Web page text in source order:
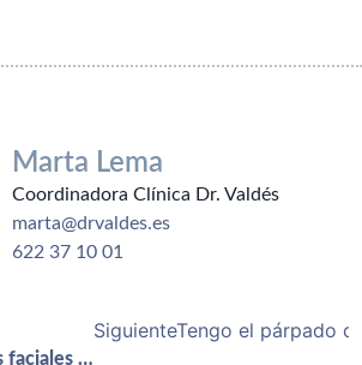
Marta Lema
Coordinadora Clínica Dr. Valdés
marta@drvaldes.es
622 37 10 01
Exceso de rellenos faciales o Síndrome OverFilled
SiguienteTengo el párpado